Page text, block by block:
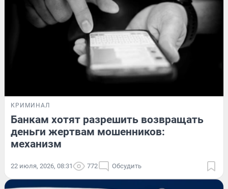
КРИМИНАЛ
Банкам хотят разрешить возвращать
деньги жертвам мошенников:
механизм
22 июля, 2026, 08:31 772 Обсудить